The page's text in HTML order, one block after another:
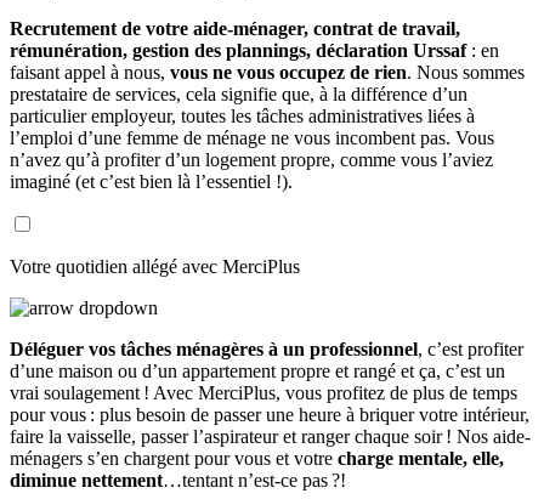
Recrutement de votre aide-ménager, contrat de travail,
rémunération, gestion des plannings, déclaration Urssaf: en
faisant appel à nous, vous ne vous occupez de rien. Nous sommes
prestataire de services, cela signifie que, à la différence d’un
particulier employeur, toutes les tâches administratives liées à
l’emploi d’une femme de ménage ne vous incombent pas. Vous
n’avez qu’à profiter d’un logement propre, comme vous l’aviez
imaginé (et c’est bien là l’essentiel !).
Votre quotidien allégé avec MerciPlus
Déléguer vos tâches ménagères à un professionnel, c’est profiter
d’une maison ou d’un appartement propre et rangé et ça, c’est un
vrai soulagement ! Avec MerciPlus, vous profitez de plus de temps
pour vous : plus besoin de passer une heure à briquer votre intérieur,
faire la vaisselle, passer l’aspirateur et ranger chaque soir ! Nos aide-
ménagers s’en chargent pour vous et votre charge mentale, elle,
diminue nettement…tentant n’est-ce pas ?!